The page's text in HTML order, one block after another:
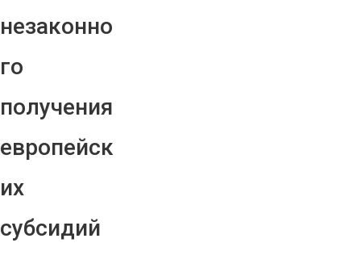
незаконно
го
получения
европейск
их
субсидий